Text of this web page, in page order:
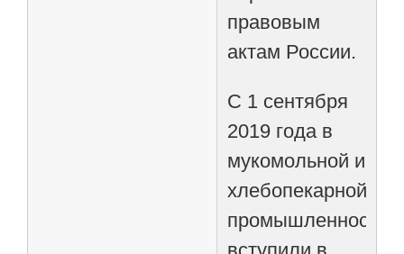
правовым
актам России.
С 1 сентября
2019 года в
мукомольной и
хлебопекарной
промышленности